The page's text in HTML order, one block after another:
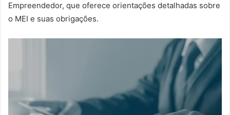
Empreendedor, que oferece orientações detalhadas sobre
o MEI e suas obrigações.